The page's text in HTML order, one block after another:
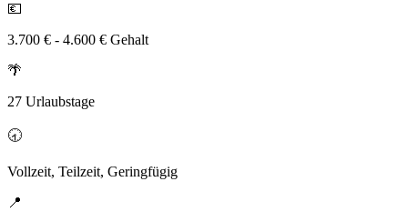
💶
3.700 € - 4.600 € Gehalt
🌴
27 Urlaubstage
🕣
Vollzeit, Teilzeit, Geringfügig
📍